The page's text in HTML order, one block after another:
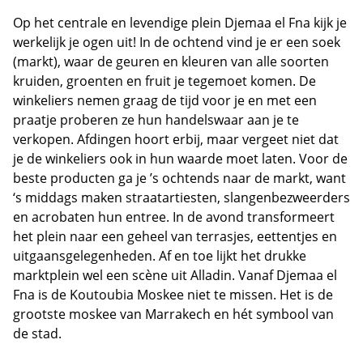
Op het centrale en levendige plein Djemaa el Fna kijk je
werkelijk je ogen uit! In de ochtend vind je er een soek
(markt), waar de geuren en kleuren van alle soorten
kruiden, groenten en fruit je tegemoet komen. De
winkeliers nemen graag de tijd voor je en met een
praatje proberen ze hun handelswaar aan je te
verkopen. Afdingen hoort erbij, maar vergeet niet dat
je de winkeliers ook in hun waarde moet laten. Voor de
beste producten ga je ’s ochtends naar de markt, want
‘s middags maken straatartiesten, slangenbezweerders
en acrobaten hun entree. In de avond transformeert
het plein naar een geheel van terrasjes, eettentjes en
uitgaansgelegenheden. Af en toe lijkt het drukke
marktplein wel een scène uit Alladin. Vanaf Djemaa el
Fna is de Koutoubia Moskee niet te missen. Het is de
grootste moskee van Marrakech en hét symbool van
de stad.